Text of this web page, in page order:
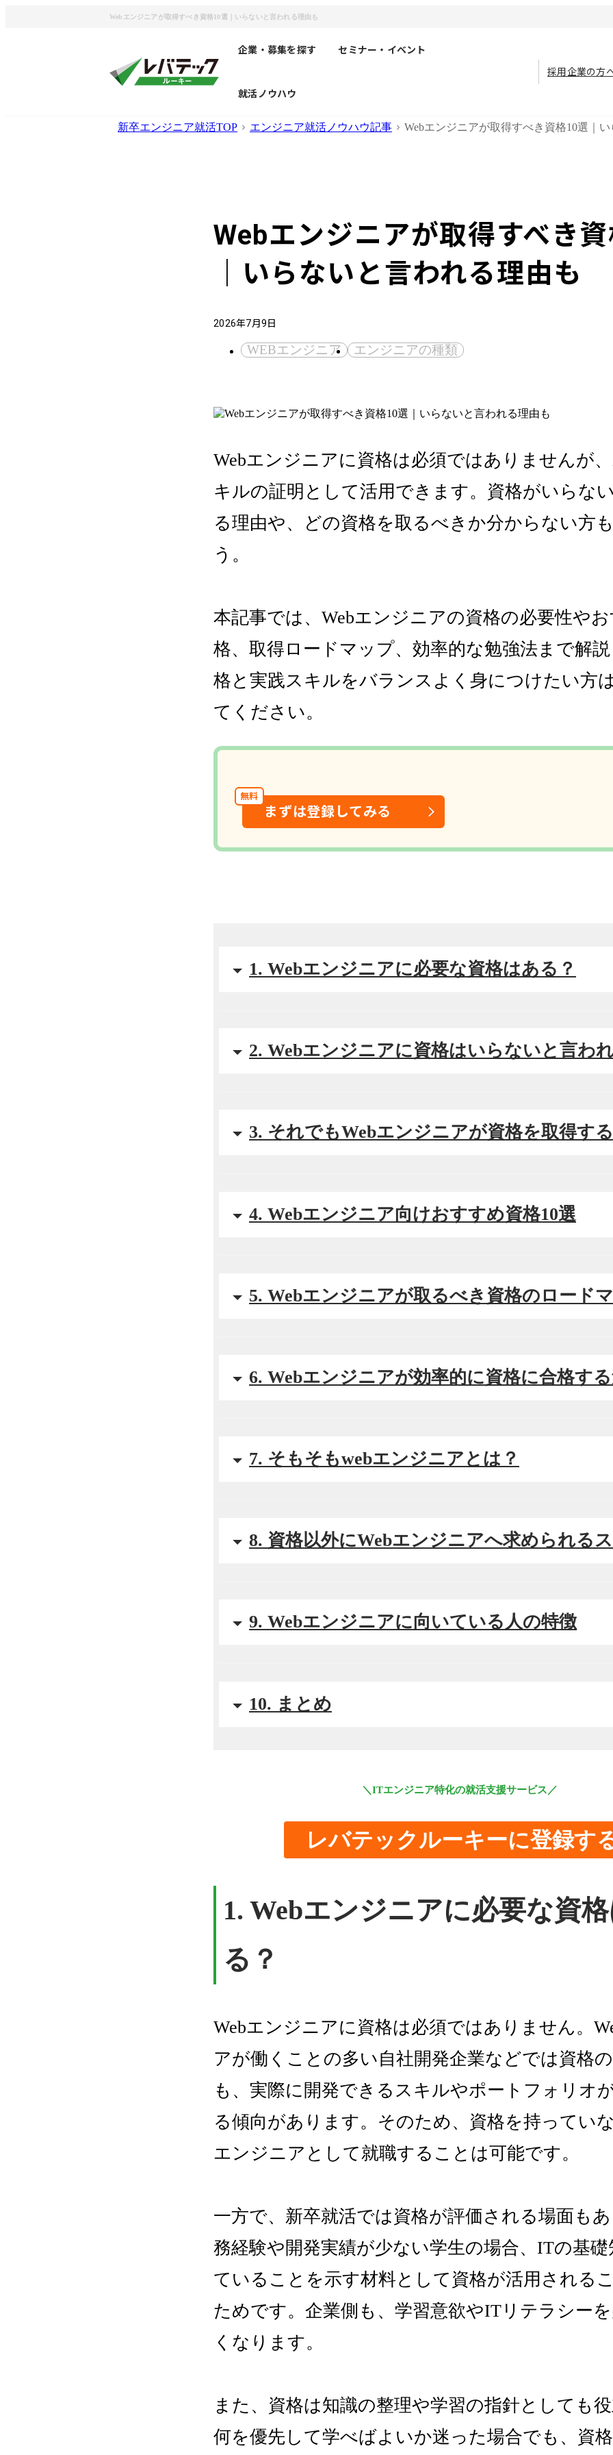
Webエンジニアが取得すべき資格10選｜いらないと言われる理由も
企業・募集を探す セミナー・イベント
就活ノウハウ
採用企業の方
新卒エンジニア就活TOP エンジニア就活ノウハウ記事 Webエンジニアが取得すべき資格10選｜
Webエンジニアが取得すべき
｜いらないと言われる理由も
2026年7月9日
WEBエンジニア エンジニアの種類
Webエンジニアに資格は必須ではありませんが
キルの証明として活用できます。資格がいらな
る理由や、どの資格を取るべきか分からない方
う。
本記事では、Webエンジニアの資格の必要性や
格、取得ロードマップ、効率的な勉強法まで解
格と実践スキルをバランスよく身につけたい方
てください。
無料
まずは登録してみる
1. Webエンジニアに必要な資格はある？
2. Webエンジニアに資格はいらないと言わ
3. それでもWebエンジニアが資格を取得す
4. Webエンジニア向けおすすめ資格10選
5. Webエンジニアが取るべき資格のロード
6. Webエンジニアが効率的に資格に合格す
7. そもそもwebエンジニアとは？
8. 資格以外にWebエンジニアへ求められる
9. Webエンジニアに向いている人の特徴
10. まとめ
＼ITエンジニア特化の就活支援サービス／
レバテックルーキーに登録す
1. Webエンジニアに必要な資
る？
Webエンジニアに資格は必須ではありません。
アが働くことの多い自社開発企業などでは資格
も、実際に開発できるスキルやポートフォリオ
る傾向があります。そのため、資格を持ってい
エンジニアとして就職することは可能です。
一方で、新卒就活では資格が評価される場面も
務経験や開発実績が少ない学生の場合、ITの基礎
ていることを示す材料として資格が活用される
ためです。企業側も、学習意欲やITリテラシー
くなります。
また、資格は知識の整理や学習の指針としても役
何を優先して学べばよいか迷った場合でも、資